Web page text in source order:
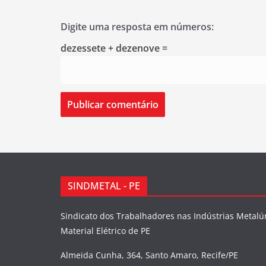
Digite uma resposta em números:
dezessete + dezenove =
SINDMETAL - PE
Sindicato dos Trabalhadores nas Indústrias
Material Elétrico de PE
Almeida Cunha, 364, Santo Amaro, Recife/PE